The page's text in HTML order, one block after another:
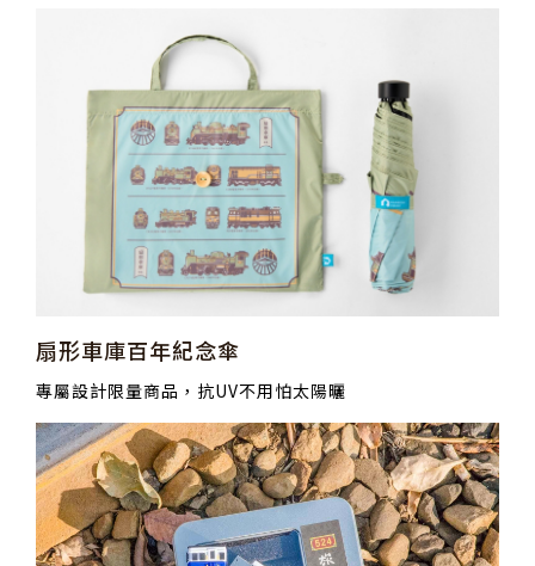
扇形車庫百年紀念傘
專屬設計限量商品，抗UV不用怕太陽曬